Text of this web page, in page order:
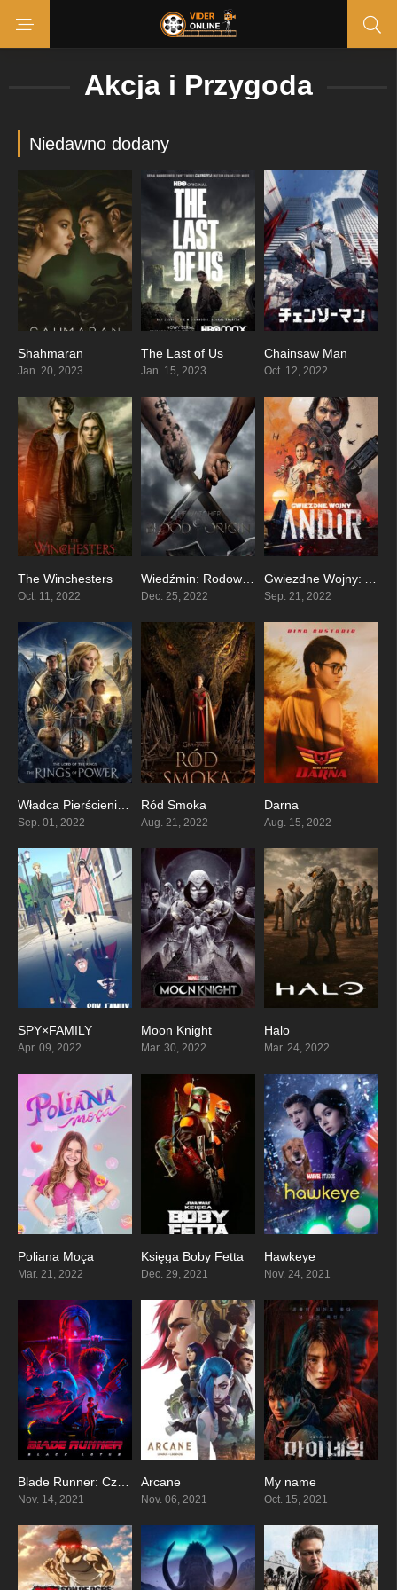
Akcja i Przygoda
Niedawno dodany
Shahmaran
Jan. 20, 2023
8.803
The Last of Us
Jan. 15, 2023
8.683
Chainsaw Man
Oct. 12, 2022
7.857
The Winchesters
Oct. 11, 2022
5.7
Wiedźmin: Rodowód krwi
Dec. 25, 2022
7.944
Sep. 21, 2022
7.547
Sep. 01, 2022
Ród Smoka
Aug. 21, 2022
Darna
Aug. 15, 2022
SPY×FAMILY
Apr. 09, 2022
Moon Knight
Mar. 30, 2022
Halo
Mar. 24, 2022
Poliana Moça
Mar. 21, 2022
7.931
Księga Boby Fetta
Dec. 29, 2021
Hawkeye
Nov. 24, 2021
7.29Blade Runner: Czarny Lotos
Nov. 14, 2021
Arcane
Nov. 06, 2021
My name
Oct. 15, 2021